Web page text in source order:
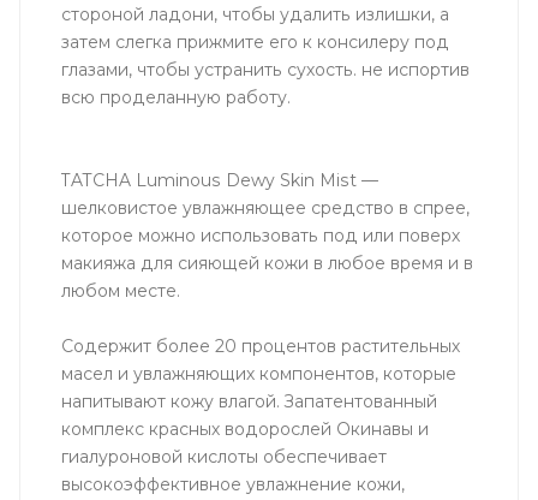
стороной ладони, чтобы удалить излишки, а
затем слегка прижмите его к консилеру под
глазами, чтобы устранить сухость. не испортив
всю проделанную работу.
TATCHA Luminous Dewy Skin Mist —
шелковистое увлажняющее средство в спрее,
которое можно использовать под или поверх
макияжа для сияющей кожи в любое время и в
любом месте.
Содержит более 20 процентов растительных
масел и увлажняющих компонентов, которые
напитывают кожу влагой. Запатентованный
комплекс красных водорослей Окинавы и
гиалуроновой кислоты обеспечивает
высокоэффективное увлажнение кожи,